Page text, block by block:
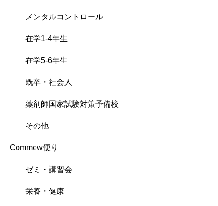
メンタルコントロール
在学1-4年生
在学5-6年生
既卒・社会人
薬剤師国家試験対策予備校
その他
Commew便り
ゼミ・講習会
栄養・健康